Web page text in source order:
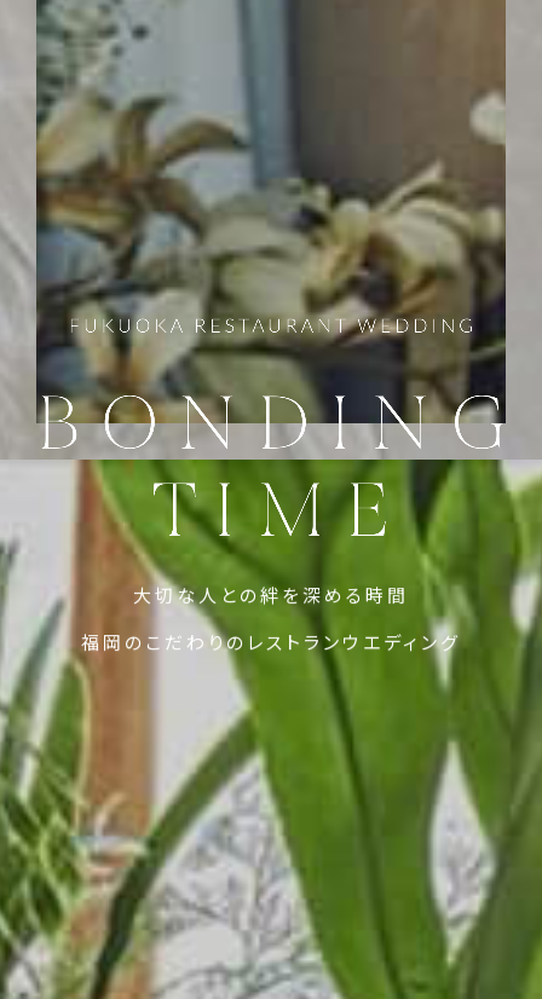
大切な人との絆を深める時間
福岡のこだわりのレストランウエディング